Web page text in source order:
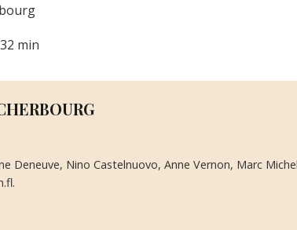
min
Deneuve, Nino Castelnuovo, Anne Vernon, Marc